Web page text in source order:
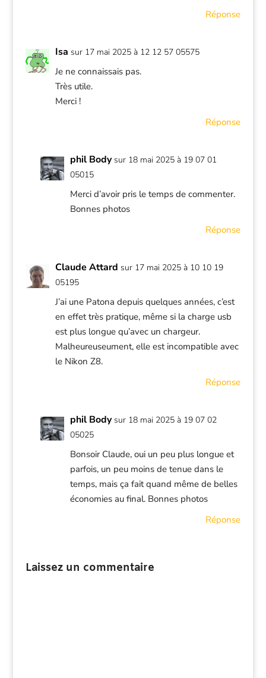
Réponse
Isa sur 17 mai 2025 à 12 12 57 05575
Je ne connaissais pas.
Très utile.
Merci !
Réponse
phil Body sur 18 mai 2025 à 19 07 01
05015
Merci d’avoir pris le temps de commenter.
Bonnes photos
Réponse
Claude Attard sur 17 mai 2025 à 10 10 19
05195
J’ai une Patona depuis quelques années, c’est
en effet très pratique, même si la charge usb
est plus longue qu’avec un chargeur.
Malheureuseument, elle est incompatible avec
le Nikon Z8.
Réponse
phil Body sur 18 mai 2025 à 19 07 02
05025
Bonsoir Claude, oui un peu plus longue et
parfois, un peu moins de tenue dans le
temps, mais ça fait quand même de belles
économies au final. Bonnes photos
Réponse
Laissez un commentaire